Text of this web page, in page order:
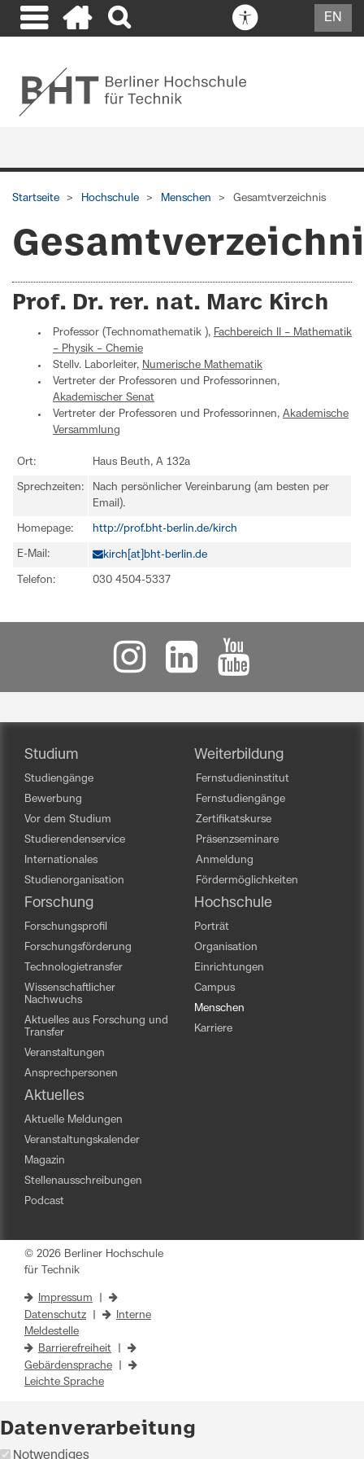
EN
Startseite Hochschule Menschen Gesamtverzeichnis
Prof. Dr. rer. nat. Marc Kirch
Professor (Technomathematik ), Fachbereich II – Mathematik
– Physik – Chemie
Stellv. Laborleiter, Numerische Mathematik
Vertreter der Professoren und Professorinnen,
Akademischer Senat
Vertreter der Professoren und Professorinnen, Akademische
Versammlung
Ort: Haus Beuth, A 132a
Sprechzeiten:
Nach persönlicher Vereinbarung (am besten per
Email).
Homepage: http://prof.bht-berlin.de/kirch
E-Mail: kirch[at]bht-berlin.de
Telefon: 030 4504-5337
Studium
Studiengänge
Bewerbung
Vor dem Studium
Studierendenservice
Internationales
Studienorganisation
Weiterbildung
Fernstudieninstitut
Fernstudiengänge
Zertifikatskurse
Präsenzseminare
Anmeldung
Fördermöglichkeiten
Forschung
Forschungsprofil
Forschungsförderung
Technologietransfer
Wissenschaftlicher
Nachwuchs
Aktuelles aus Forschung und
Transfer
Veranstaltungen
Ansprechpersonen
Hochschule
Porträt
Organisation
Einrichtungen
Campus
Menschen
Karriere
Aktuelles
Aktuelle Meldungen
Veranstaltungskalender
Magazin
Stellenausschreibungen
Podcast
© 2026 Berliner Hochschule
für Technik
Impressum
Datenschutz
Interne
Meldestelle
Barrierefreiheit
Gebärdensprache
Leichte Sprache
Datenverarbeitung
Notwendiges